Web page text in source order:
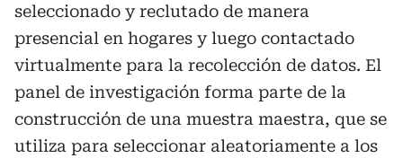
seleccionado y reclutado de manera
presencial en hogares y luego contactado
virtualmente para la recolección de datos. El
panel de investigación forma parte de la
construcción de una muestra maestra, que se
utiliza para seleccionar aleatoriamente a los